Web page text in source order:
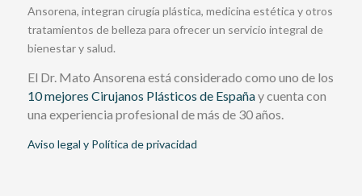
Ansorena, integran cirugía plástica, medicina estética y otros
tratamientos de belleza para ofrecer un servicio integral de
bienestar y salud.
El Dr. Mato Ansorena está considerado como uno de los
10 mejores Cirujanos Plásticos de Españay cuenta con
una experiencia profesional de más de 30 años.
Aviso legal y Política de privacidad